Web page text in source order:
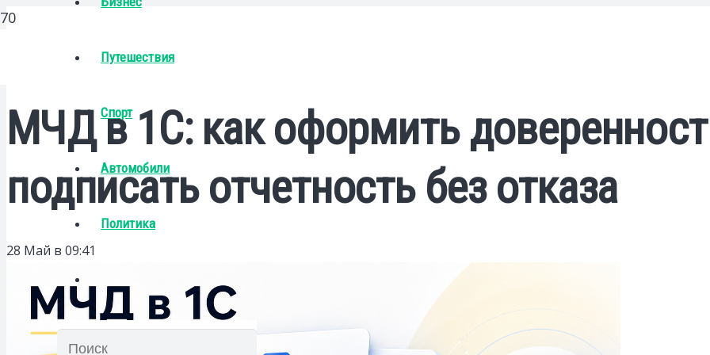
Путешествия
Спорт
Автомобили
Политика
МЧД в 1С: как оформить
подписать отчетность без отказа
28 Май в 09:41